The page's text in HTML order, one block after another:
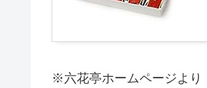
※六花亭ホームページより